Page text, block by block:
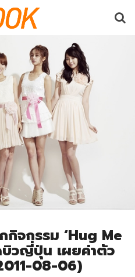
กิจกรรม ‘Hug Me
วญี่ปุ่น เผยค่าตัว
08-06)